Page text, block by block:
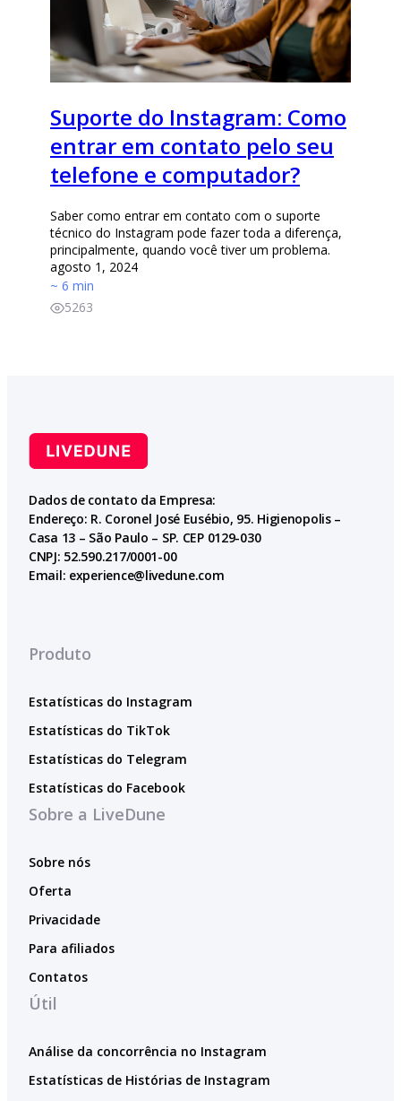
Suporte do Instagram: Como
entrar em contato pelo seu
telefone e computador?
Saber como entrar em contato com o suporte
técnico do Instagram pode fazer toda a diferença,
principalmente, quando você tiver um problema.
agosto 1, 2024
~ 6 min
5263
Dados de contato da Empresa:
Endereço: R. Coronel José Eusébio, 95. Higienopolis –
Casa 13 – São Paulo – SP. CEP 0129-030
CNPJ: 52.590.217/0001-00
Email: experience@livedune.com
Produto
Estatísticas do Instagram
Estatísticas do TikTok
Estatísticas do Telegram
Estatísticas do Facebook
Sobre a LiveDune
Sobre nós
Oferta
Privacidade
Para afiliados
Contatos
Útil
Análise da concorrência no Instagram
Estatísticas de Histórias de Instagram